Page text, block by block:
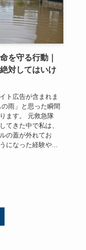
を守る行動｜
対してはいけ
ト広告が含まれま
雨」と思った瞬間
ます。 元救急隊
てきた中で私は、
の蓋が外れてお
になった経験や...